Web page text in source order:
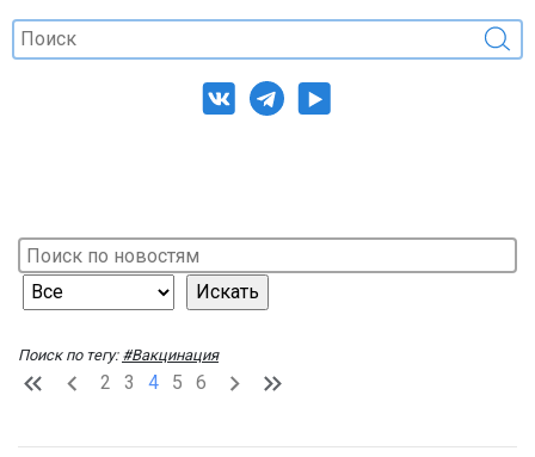
Поиск по тегу: #Вакцинация
2 3 4 5 6